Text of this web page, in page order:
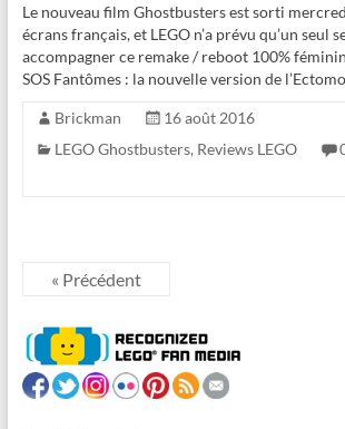
Le nouveau film Ghostbusters est sorti
écrans français, et LEGO n’a prévu qu’un seul
accompagner ce remake / reboot 100%
SOS Fantômes : la nouvelle version de
Brickman
16 août 2016
LEGO Ghostbusters, Reviews LEGO
« Précédent